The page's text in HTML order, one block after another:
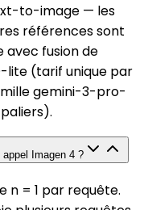
to-image — les
références sont
avec fusion de
lite (tarif unique par
gemini-3-pro-
Imagen 4 ?
n = 1 par requête.